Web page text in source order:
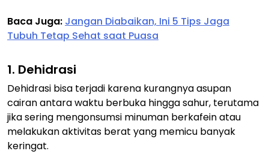
Baca Juga: Jangan Diabaikan, Ini 5 Tips Jaga
Tubuh Tetap Sehat saat Puasa
1. Dehidrasi
Dehidrasi bisa terjadi karena kurangnya asupan
cairan antara waktu berbuka hingga sahur, terutama
jika sering mengonsumsi minuman berkafein atau
melakukan aktivitas berat yang memicu banyak
keringat.